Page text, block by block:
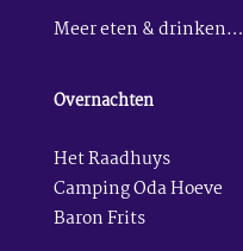
Meer eten & drinken…
Overnachten
Het Raadhuys
Camping Oda Hoeve
Baron Frits